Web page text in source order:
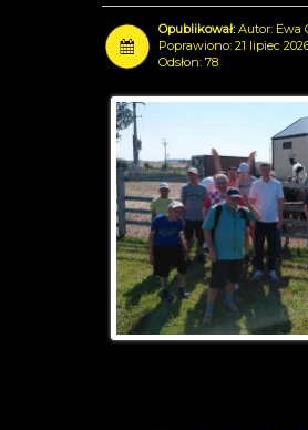
Autor: Ewa
Poprawiono: 21 lipiec
Odsłon: 78